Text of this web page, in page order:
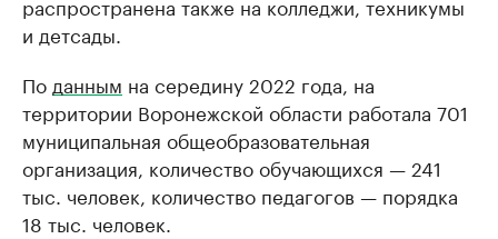
распространена также на колледжи, техникумы
и детсады.
По данным на середину 2022 года, на
территории Воронежской области работала 701
муниципальная общеобразовательная
организация, количество обучающихся — 241
тыс. человек, количество педагогов — порядка
18 тыс. человек.